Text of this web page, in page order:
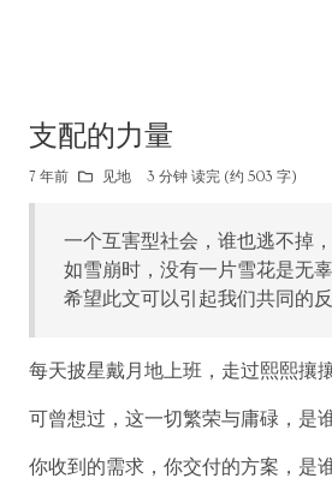
支配的力量
7 年前 见地 3 分钟 读完 (约 503 字)
一个互害型社会，谁也逃不掉
如雪崩时，没有一片雪花是无辜
希望此文可以引起我们共同的反
每天披星戴月地上班，走过熙熙攘
可曾想过，这一切繁荣与庸碌，是
你收到的需求，你交付的方案，是